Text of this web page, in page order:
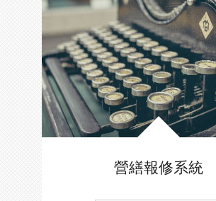
營繕報修系統